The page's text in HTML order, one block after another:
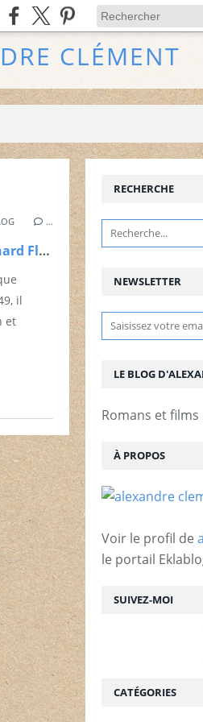
CLÉMENT
…
Traquenard, Trapped, Richard Fleischer, 1949
il
et
NEWSLETTER
SUIVEZ-MOI
RECHERCHE
LE BLOG
Romans et
À PROPOS
Voir le profil de
le portail
CATÉGORIES